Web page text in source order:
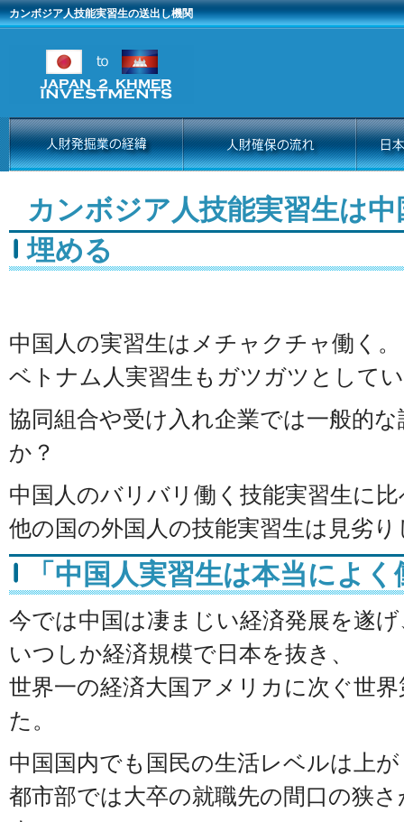
カンボジア人技能実習生の送出し機関
カンボジア人技能実習生は
埋める
中国人の実習生はメチャクチャ働く。
ベトナム人実習生もガツガツとして
協同組合や受け入れ企業では一般的
か？
中国人のバリバリ働く技能実習生に
他の国の外国人の技能実習生は見劣
「中国人実習生は本当によ
今では中国は凄まじい経済発展を遂げ
いつしか経済規模で日本を抜き、
世界一の経済大国アメリカに次ぐ世
た。
中国国内でも国民の生活レベルは上
都市部では大卒の就職先の間口の狭